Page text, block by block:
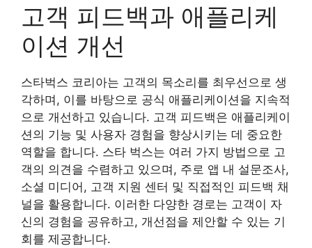
고객 피드백과 애플리케
이션 개선
스타벅스 코리아는 고객의 목소리를 최우선으로 생
각하며, 이를 바탕으로 공식 애플리케이션을 지속적
으로 개선하고 있습니다. 고객 피드백은 애플리케이
션의 기능 및 사용자 경험을 향상시키는 데 중요한
역할을 합니다. 스타 벅스는 여러 가지 방법으로 고
객의 의견을 수렴하고 있으며, 주로 앱 내 설문조사,
소셜 미디어, 고객 지원 센터 및 직접적인 피드백 채
널을 활용합니다. 이러한 다양한 경로는 고객이 자
신의 경험을 공유하고, 개선점을 제안할 수 있는 기
회를 제공합니다.